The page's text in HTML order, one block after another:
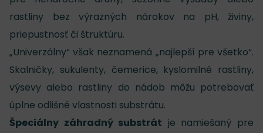
rastliny bez výrazných nárokov na pH, živiny,
priepustnosť či štruktúru.
„Univerzálny“ však neznamená „najlepší pre všetko“.
Skalničky, sukulenty, čemerice, kyslomilné rastliny,
výsevy alebo rastliny do nádob môžu potrebovať
úplne odlišné vlastnosti substrátu.
Špeciálny záhradný substrát je namiešaný pre